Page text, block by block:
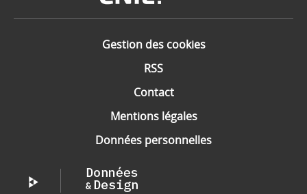
Gestion des cookies
RSS
Contact
Mentions légales
Données personnelles